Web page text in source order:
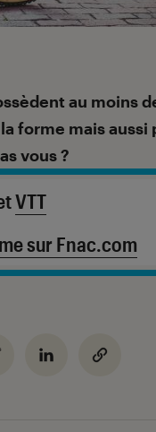
au moins
forme mais aussi
vous ?
VTT
sur Fnac.com